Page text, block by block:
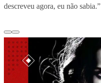
descreveu agora, eu não sabia.”